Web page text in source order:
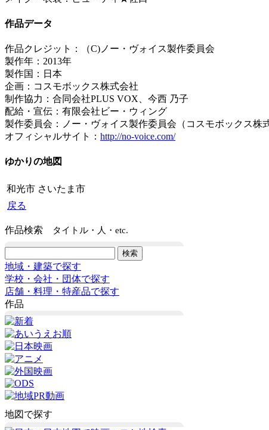
作品データ
作品クレジット：（C)ノー・ヴォイス製作委員会
製作年：2013年
製作国：日本
企画：コスモボックス株式会社
制作協力：合同会社PLUS VOX、今西 乃子
配給・宣伝：有限会社ビー・ウィング
製作委員会：ノー・ヴォイス製作委員会（コスモボックス株
オフィシャルサイト： http://no-voice.com/
ゆかりの地図
和光市 さいたま市
戻る
作品検索 タイトル・人・etc.
地域・建築で探す
学校・会社・団体で探す
店舗・料理・特産品で探す
作品
地図で探す